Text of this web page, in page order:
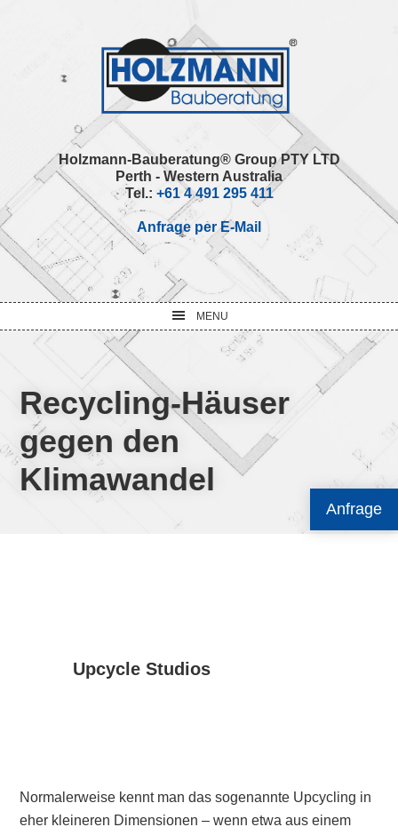
Anfrage
navigation
Holzmann-Bauberatung® Group PTY LTD
Perth - Western Australia
Tel.: +61 4 491 295 411
Anfrage per E-Mail
MENU
Recycling-Häuser
gegen den
Klimawandel
Upcycle Studios
Normalerweise kennt man das sogenannte Upcycling in
eher kleineren Dimensionen – wenn etwa aus einem